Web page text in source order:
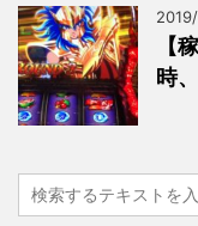
【
時